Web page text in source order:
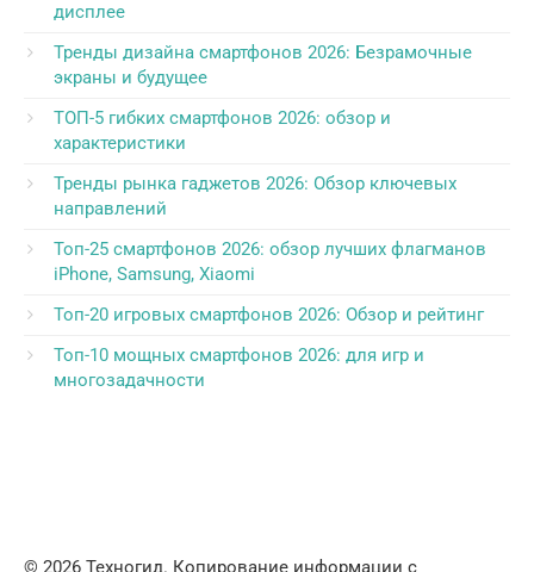
дисплее
Тренды дизайна смартфонов 2026: Безрамочные
экраны и будущее
ТОП-5 гибких смартфонов 2026: обзор и
характеристики
Тренды рынка гаджетов 2026: Обзор ключевых
направлений
Топ-25 смартфонов 2026: обзор лучших флагманов
iPhone, Samsung, Xiaomi
Топ-20 игровых смартфонов 2026: Обзор и рейтинг
Топ-10 мощных смартфонов 2026: для игр и
многозадачности
© 2026 Техногид. Копирование информации с